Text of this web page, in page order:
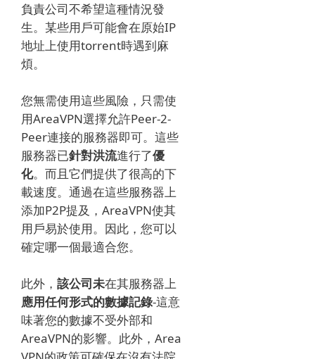
負責公司不希望這種情況發
生。 某些用戶可能會在原始IP
地址上使用torrent時遇到麻
煩。
您無需使用這些風險，只需使
用AreaVPN選擇允許Peer-2-
Peer連接的服務器即可。 這些
服務器已針對洪流進行了優
化。 而且它們提供了很高的下
載速度。 通過在這些服務器上
添加P2P提及，AreaVPN使其
用戶易於使用。 因此，您可以
確定哪一個最適合您。
此外， 該公司未在其服務器上
應用任何形式的數據記錄-這意
味著您的數據不受外部和
AreaVPN的影響。 此外，Area